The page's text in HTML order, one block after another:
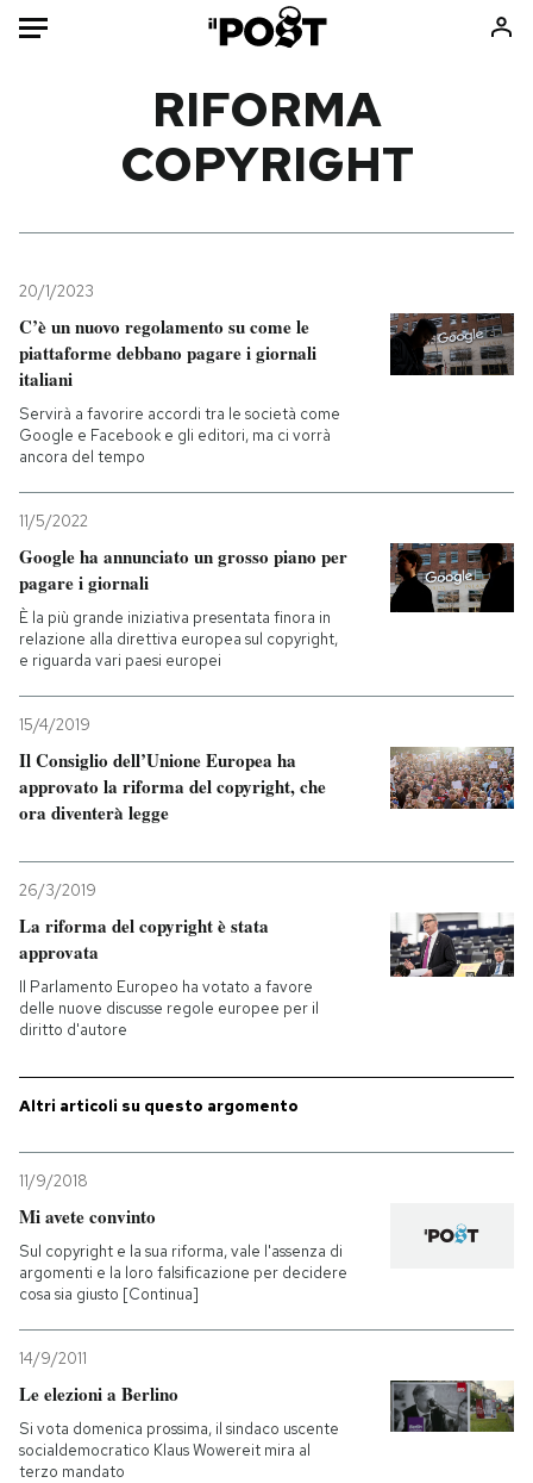
Mondo
Tecnologia
Internet
Cultura
Economia
Libri
Ok Boomer!
Altrecose
PODCAST
NEWSLETTER
I MIEI PREFERITI
SHOP
CALENDARIO
Entra
RIFORMA
COPYRIGHT
20/1/2023
C’è un nuovo regolamento su come le
piattaforme debbano pagare i giornali
italiani
Servirà a favorire accordi tra le società come
Google e Facebook e gli editori, ma ci vorrà
ancora del tempo
11/5/2022
Google ha annunciato un grosso piano per
pagare i giornali
È la più grande iniziativa presentata finora in
relazione alla direttiva europea sul copyright,
e riguarda vari paesi europei
15/4/2019
Il Consiglio dell’Unione Europea ha
approvato la riforma del copyright, che
ora diventerà legge
26/3/2019
La riforma del copyright è stata
approvata
Il Parlamento Europeo ha votato a favore
delle nuove discusse regole europee per il
diritto d'autore
Altri articoli su questo argomento
11/9/2018
Mi avete convinto
Sul copyright e la sua riforma, vale l'assenza di
argomenti e la loro falsificazione per decidere
cosa sia giusto [Continua]
14/9/2011
Le elezioni a Berlino
Si vota domenica prossima, il sindaco uscente
socialdemocratico Klaus Wowereit mira al
terzo mandato